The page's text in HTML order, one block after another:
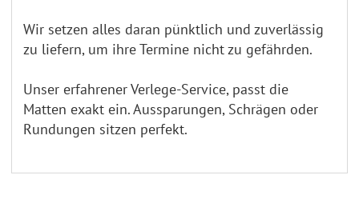
Wir setzen alles daran pünktlich und zuverlässig
zu liefern, um ihre Termine nicht zu gefährden.
Unser erfahrener Verlege-Service, passt die
Matten exakt ein. Aussparungen, Schrägen oder
Rundungen sitzen perfekt.